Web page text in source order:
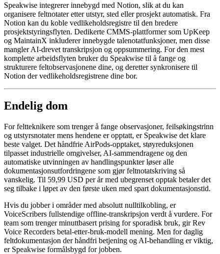
Speakwise integrerer innebygd med Notion, slik at du kan
organisere feltnotater etter utstyr, sted eller prosjekt automatisk. Fra
Notion kan du koble vedlikeholdsregistre til den bredere
prosjektstyringsflyten. Dedikerte CMMS-plattformer som UpKeep
og MaintainX inkluderer innebygde talenotatfunksjoner, men disse
mangler AI-drevet transkripsjon og oppsummering. For den mest
komplette arbeidsflyten bruker du Speakwise til å fange og
strukturere feltobservasjonene dine, og deretter synkronisere til
Notion der vedlikeholdsregistrene dine bor.
Endelig dom
For feltteknikere som trenger å fange observasjoner, feilsøkingstrinn
og utstyrsnotater mens hendene er opptatt, er Speakwise det klare
beste valget. Det håndfrie AirPods-opptaket, støyreduksjonen
tilpasset industrielle omgivelser, AI-sammendragene og den
automatiske utvinningen av handlingspunkter løser alle
dokumentasjonsutfordringene som gjør feltnotatskriving så
vanskelig. Til 59,99 USD per år med ubegrenset opptak betaler det
seg tilbake i løpet av den første uken med spart dokumentasjonstid.
Hvis du jobber i områder med absolutt nulltilkobling, er
VoiceScribers fullstendige offline-transkripsjon verdt å vurdere. For
team som trenger minuttbasert prising for sporadisk bruk, gir Rev
Voice Recorders betal-etter-bruk-modell mening. Men for daglig
feltdokumentasjon der håndfri betjening og AI-behandling er viktig,
er Speakwise formålsbygd for jobben.